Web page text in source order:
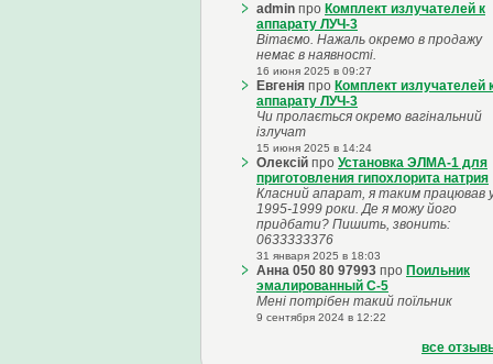
admin про Комплект излучателей к
аппарату ЛУЧ-3
Вітаємо. Нажаль окремо в продажу
немає в наявності.
16 июня 2025 в 09:27
Евгенія про Комплект излучателей
аппарату ЛУЧ-3
Чи пролається окремо вагінальний
ізлучат
15 июня 2025 в 14:24
Олексій про Установка ЭЛМА-1 для
приготовления гипохлорита натрия
Класний апарат, я таким працював
1995-1999 роки. Де я можу його
придбати? Пишить, звонить:
0633333376
31 января 2025 в 18:03
Анна 050 80 97993 про Поильник
эмалированный С-5
Мені потрібен такий поїльник
9 сентября 2024 в 12:22
все